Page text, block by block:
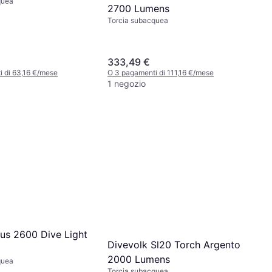
di 63,16 €/mese
2700 Lumens
Torcia subacquea
333,49 €
O 3 pagamenti di 111,16 €/mese
1 negozio
2600 Dive Light
Divevolk Sl20 Torch Argento
2000 Lumens